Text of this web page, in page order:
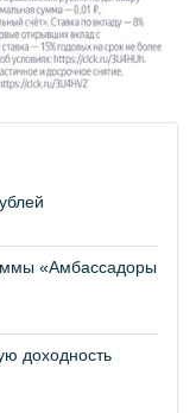
«Амбассадоры
доходность